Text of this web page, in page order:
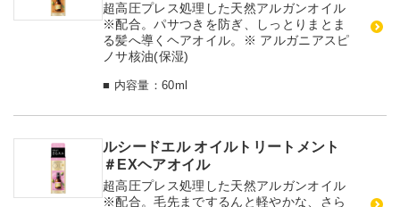
超高圧プレス処理した天然アルガンオイル
※配合。パサつきを防ぎ、しっとりまとま
る髪へ導くヘアオイル。※ アルガニアスピ
ノサ核油(保湿)
■ 内容量：60ml
ルシードエル オイルトリートメント
＃EXヘアオイル
超高圧プレス処理した天然アルガンオイル
※配合。毛先までするんと軽やかな、さら